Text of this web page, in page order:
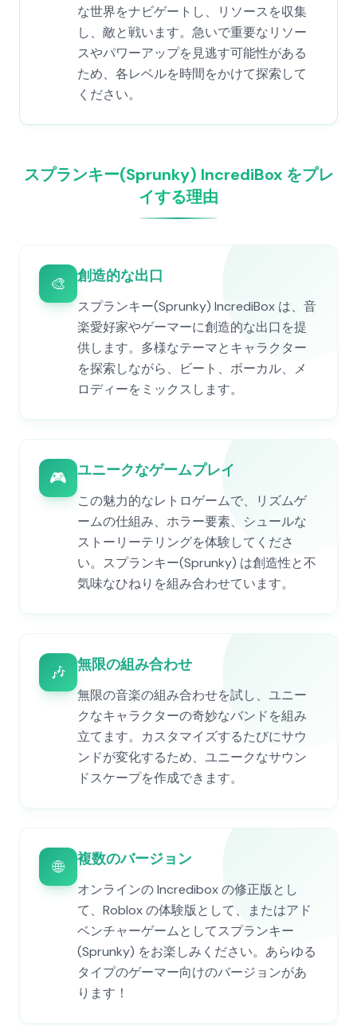
な世界をナビゲートし、リソースを収集
し、敵と戦います。急いで重要なリソー
スやパワーアップを見逃す可能性がある
ため、各レベルを時間をかけて探索して
ください。
スプランキー(Sprunky) IncrediBox をプレ
イする理由
🎨 創造的な出口
スプランキー(Sprunky) IncrediBox は、音
楽愛好家やゲーマーに創造的な出口を提
供します。多様なテーマとキャラクター
を探索しながら、ビート、ボーカル、メ
ロディーをミックスします。
🎮 ユニークなゲームプレイ
この魅力的なレトロゲームで、リズムゲ
ームの仕組み、ホラー要素、シュールな
ストーリーテリングを体験してくださ
い。スプランキー(Sprunky) は創造性と不
気味なひねりを組み合わせています。
🎶 無限の組み合わせ
無限の音楽の組み合わせを試し、ユニー
クなキャラクターの奇妙なバンドを組み
立てます。カスタマイズするたびにサウ
ンドが変化するため、ユニークなサウン
ドスケープを作成できます。
🌐 複数のバージョン
オンラインの Incredibox の修正版とし
て、Roblox の体験版として、またはアド
ベンチャーゲームとしてスプランキー
(Sprunky) をお楽しみください。あらゆる
タイプのゲーマー向けのバージョンがあ
ります！